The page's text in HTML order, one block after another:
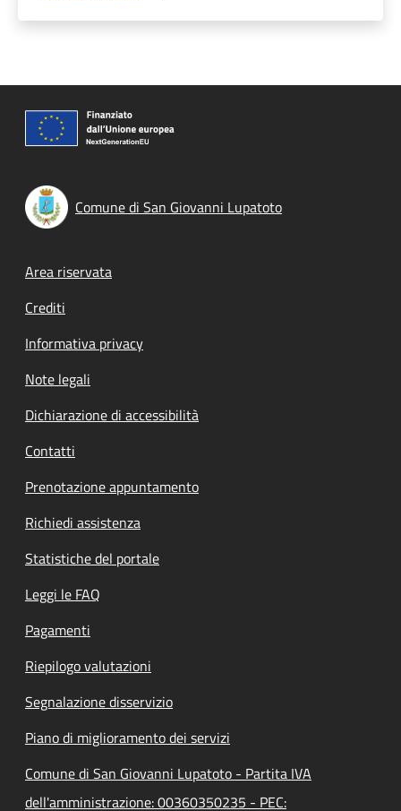
Comune di San Giovanni Lupatoto
Footer menu
Area riservata
Crediti
Informativa privacy
Note legali
Dichiarazione di accessibilità
Contatti
Prenotazione appuntamento
Richiedi assistenza
Statistiche del portale
Leggi le FAQ
Pagamenti
Riepilogo valutazioni
Segnalazione disservizio
Piano di miglioramento dei servizi
Comune di San Giovanni Lupatoto - Partita IVA
dell'amministrazione: 00360350235 - PEC: